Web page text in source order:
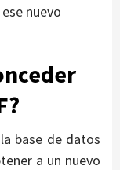
nuevo
base de datos
a un nuevo